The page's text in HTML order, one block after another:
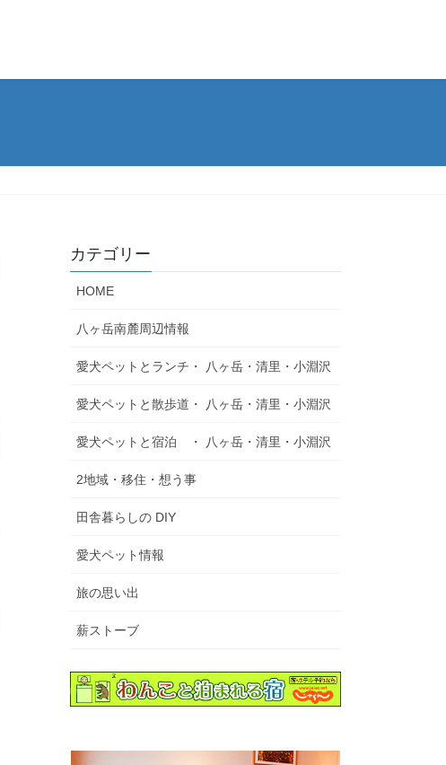
カテゴリー
HOME
八ヶ岳南麓周辺情報
愛犬ペットとランチ・ 八ヶ岳・清里・小淵沢
愛犬ペットと散歩道・ 八ヶ岳・清里・小淵沢
愛犬ペットと宿泊 ・ 八ヶ岳・清里・小淵沢
2地域・移住・想う事
田舎暮らしの DIY
愛犬ペット情報
旅の思い出
薪ストーブ